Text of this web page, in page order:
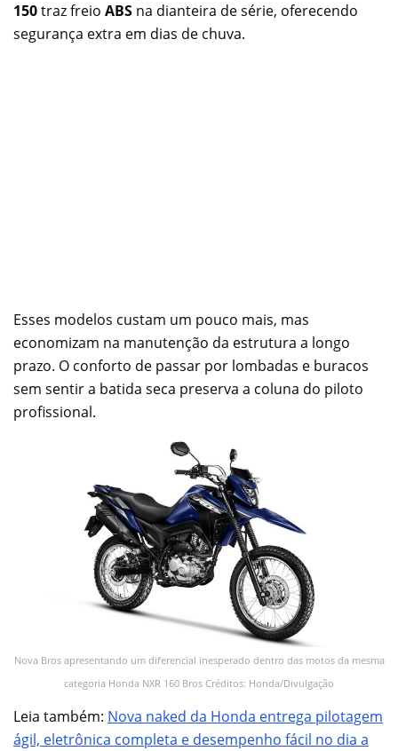
150traz freio ABS na dianteira de série, oferecendo
segurança extra em dias de chuva.
Esses modelos custam um pouco mais, mas
economizam na manutenção da estrutura a longo
prazo. O conforto de passar por lombadas e buracos
sem sentir a batida seca preserva a coluna do piloto
profissional.
Nova Bros apresentando um diferencial inesperado dentro das motos da mesma
categoria Honda NXR 160 Bros Créditos: Honda/Divulgação
Leia também: Nova naked da Honda entrega pilotagem
ágil, eletrônica completa e desempenho fácil no dia a